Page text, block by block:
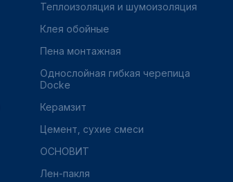
Теплоизоляция и шумоизоляция
Клея обойные
Пена монтажная
Однослойная гибкая черепица
Docke
Керамзит
Цемент, сухие смеси
ОСНОВИТ
Лен-пакля